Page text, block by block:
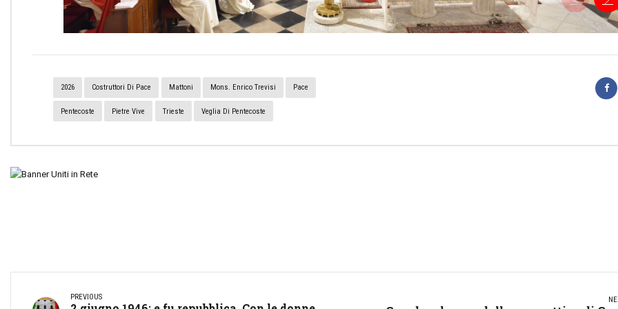
2026 Costruttori Di Pace Mattoni Mons. Enrico Trevisi Pace
Pentecoste Pietre Vive Trieste Veglia Di Pentecoste
PREVIOUS